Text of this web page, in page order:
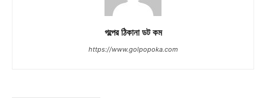
গল্পের ঠিকানা ডট কম
https://www.golpopoka.com